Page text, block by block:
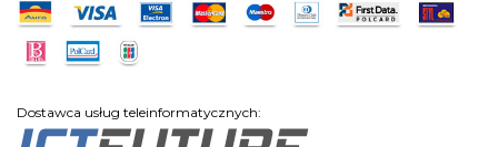
Dostawca usług teleinformatycznych: